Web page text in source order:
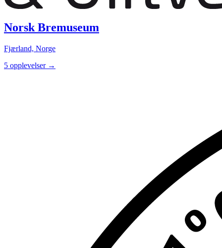
Norsk Bremuseum
Fjærland, Norge
5 opplevelser →